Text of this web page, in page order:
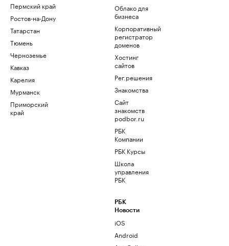
Пермский край
Ростов-на-Дону
Татарстан
Тюмень
Черноземье
Кавказ
Карелия
Мурманск
Приморский
край
Облако для
бизнеса
Корпоративный
регистратор
доменов
Хостинг
сайтов
Рег.решения
Знакомства
Сайт
знакомств
podbor.ru
РБК
Компании
РБК Курсы
Школа
управления
РБК
РБК
Новости
iOS
Android